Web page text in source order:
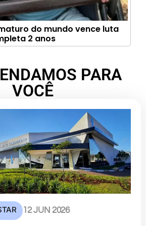
do mundo vence luta
2 anos
PARA
VOCÊ
12 JUN 2026